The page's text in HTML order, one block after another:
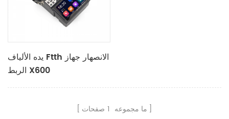
يده الألياف Ftth الانصهار جهاز
الربط X600
ما مجموعه 1 صفحات